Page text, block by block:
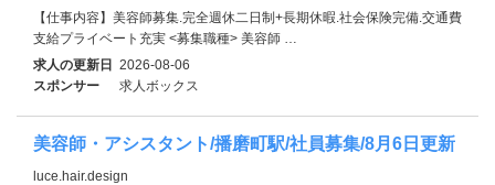
【仕事内容】美容師募集.完全週休二日制+長期休暇.社会保険完備.交通費
支給プライベート充実 <募集職種> 美容師 …
求人の更新日 2026-08-06
スポンサー
求人ボックス
美容師・アシスタント/播磨町駅/社員募集/8月6日更新
luce.hair.design